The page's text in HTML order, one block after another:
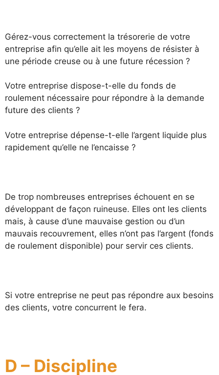
Gérez-vous correctement la trésorerie de votre
entreprise afin qu’elle ait les moyens de résister à
une période creuse ou à une future récession ?
Votre entreprise dispose-t-elle du fonds de
roulement nécessaire pour répondre à la demande
future des clients ?
Votre entreprise dépense-t-elle l’argent liquide plus
rapidement qu’elle ne l’encaisse ?
De trop nombreuses entreprises échouent en se
développant de façon ruineuse. Elles ont les clients
mais, à cause d’une mauvaise gestion ou d’un
mauvais recouvrement, elles n’ont pas l’argent (fonds
de roulement disponible) pour servir ces clients.
Si votre entreprise ne peut pas répondre aux besoins
des clients, votre concurrent le fera.
D – Discipline